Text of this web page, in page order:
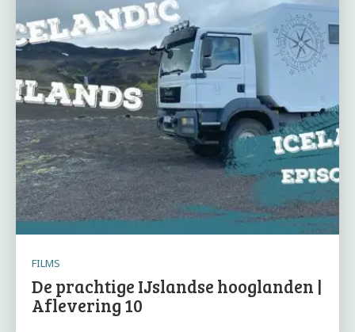
FILMS
De prachtige IJslandse hooglanden |
Aflevering 10